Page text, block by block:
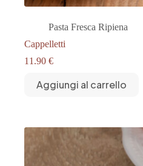
Pasta Fresca Ripiena
Cappelletti
11.90 €
Aggiungi al carrello